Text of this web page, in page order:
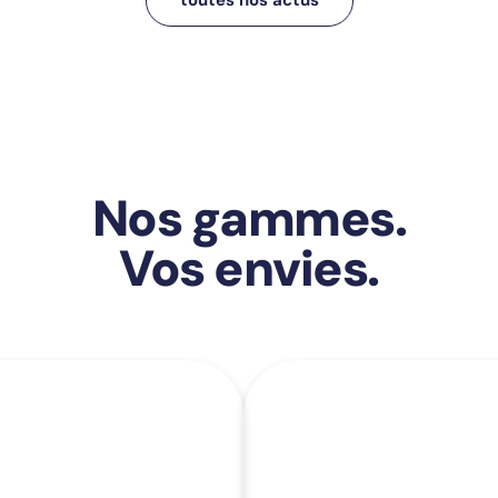
Nos gammes.
Vos envies.